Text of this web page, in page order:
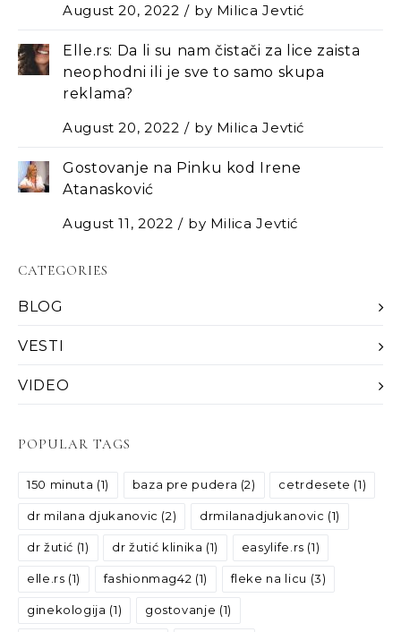
August 20, 2022 by Milica Jevtić
Elle.rs: Da li su nam čistači za lice zaista
neophodni ili je sve to samo skupa
reklama?
August 20, 2022
by Milica Jevtić
Gostovanje na Pinku kod Irene
Atanasković
August 11, 2022
by Milica Jevtić
CATEGORIES
BLOG
VESTI
VIDEO
POPULAR TAGS
150 minuta (1) baza pre pudera (2) cetrdesete (1)
dr milana djukanovic (2) drmilanadjukanovic (1)
dr žutić (1) dr žutić klinika (1) easylife.rs (1)
elle.rs (1) fashionmag42 (1) fleke na licu (3)
ginekologija (1) gostovanje (1)